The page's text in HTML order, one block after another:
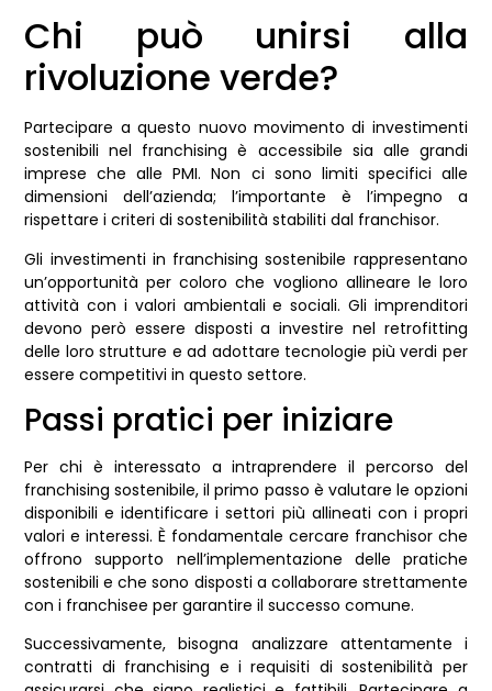
Chi può unirsi alla
rivoluzione verde?
Partecipare a questo nuovo movimento di investimenti
sostenibili nel franchising è accessibile sia alle grandi
imprese che alle PMI. Non ci sono limiti specifici alle
dimensioni dell’azienda; l’importante è l’impegno a
rispettare i criteri di sostenibilità stabiliti dal franchisor.
Gli investimenti in franchising sostenibile rappresentano
un’opportunità per coloro che vogliono allineare le loro
attività con i valori ambientali e sociali. Gli imprenditori
devono però essere disposti a investire nel retrofitting
delle loro strutture e ad adottare tecnologie più verdi per
essere competitivi in questo settore.
Passi pratici per iniziare
Per chi è interessato a intraprendere il percorso del
franchising sostenibile, il primo passo è valutare le opzioni
disponibili e identificare i settori più allineati con i propri
valori e interessi. È fondamentale cercare franchisor che
offrono supporto nell’implementazione delle pratiche
sostenibili e che sono disposti a collaborare strettamente
con i franchisee per garantire il successo comune.
Successivamente, bisogna analizzare attentamente i
contratti di franchising e i requisiti di sostenibilità per